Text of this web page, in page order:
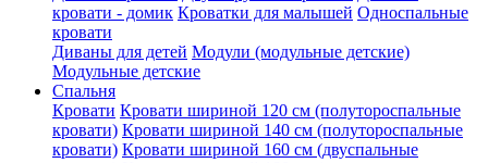
кровати - домик Кроватки для малышей Односпальные
кровати
Диваны для детей Модули (модульные детские)
Модульные детские
Спальня
Кровати Кровати шириной 120 см (полутороспальные
кровати) Кровати шириной 140 см (полутороспальные
кровати) Кровати шириной 160 см (двуспальные